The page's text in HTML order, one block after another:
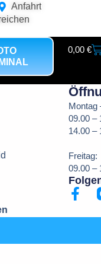
Anfahrt
0,00 €
Montag
09.00 –
14.00 –
Freitag:
09.00 –